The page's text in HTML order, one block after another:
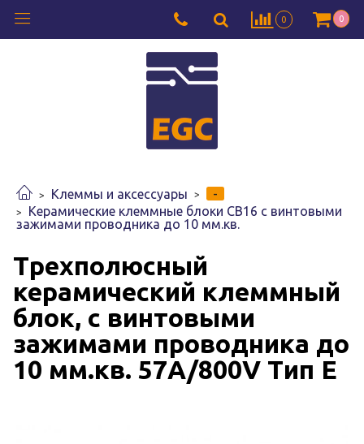
0 0
Клеммы и аксессуары
-
Керамические клеммные блоки CB16 с винтовыми
зажимами проводника до 10 мм.кв.
Трехполюсный
керамический клеммный
блок, с винтовыми
зажимами проводника до
10 мм.кв. 57A/800V Тип E